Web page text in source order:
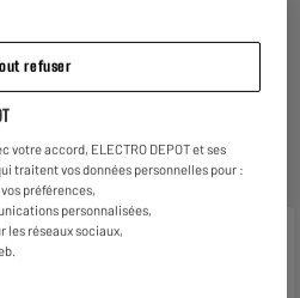
votre ancien appareil.
refuser
accord, ELECTRO DEPOT et ses
traitent vos données personnelles pour :
préférences,
personnalisées,
les réseaux sociaux,